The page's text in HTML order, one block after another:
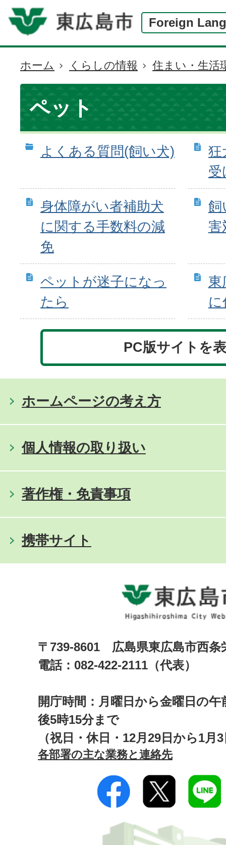
Foreign
現
在
位
置
ホーム くらしの情報 住まい・生活
ペット
よくある質問(飼い犬)
狂
受
身体障がい者補助犬
に関する手数料の減
免
飼
害
ペットが迷子になっ
たら
東
に
PC版サイトを
ホームページの考え方
個人情報の取り扱い
著作権・免責事項
携帯サイト
〒739-8601 広島県東広島市西
電話：082-422-2111（代表）
開庁時間：月曜日から金曜日の午
後5時15分まで
（祝日・休日・12月29日から1月
各部署の主な業務と連絡先